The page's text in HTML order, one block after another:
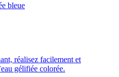
réalisez facilement et
gélifiée colorée.